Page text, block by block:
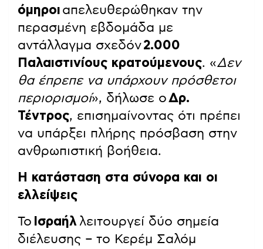
όμηροι απελευθερώθηκαν την
περασμένη εβδομάδα με
αντάλλαγμα σχεδόν2.000
Παλαιστινίους κρατούμενους. «Δεν
θα έπρεπε να υπάρχουν πρόσθετοι
περιορισμοί», δήλωσε οΔρ.
Τέντρος, επισημαίνοντας ότι πρέπει
να υπάρξει πλήρης πρόσβαση στην
ανθρωπιστική βοήθεια.
Η κατάσταση στα σύνορα και οι
ελλείψεις
Το Ισραήλ λειτουργεί δύο σημεία
διέλευσης – το Κερέμ Σαλόμ